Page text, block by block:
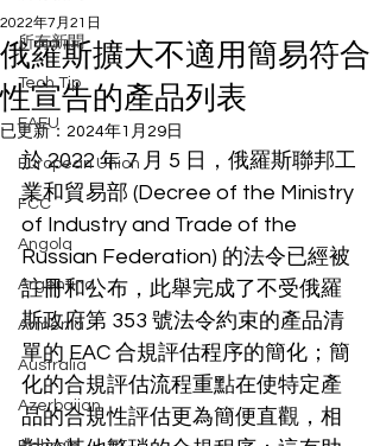
所有新聞
Tech Tip
EAEU
European Union
FCC
Angola
Argentina
Armenia
Australia
Azerbaijan
俄羅斯擴大不適用簡易符合
性宣告的產品列表
2022年7月21日
已更新： 2024年1月29日
於 2022 年 7 月 5 日，俄羅斯聯邦工
業和貿易部 (Decree of the Ministry
of Industry and Trade of the
Russian Federation) 的法令已經被
註冊和公布，此舉完成了不受俄羅
斯政府第 353 號法令約束的產品清
單的 EAC 合規評估程序的簡化；簡
化的合規評估流程重點在使特定產
品的合規性評估更為簡便直觀，相